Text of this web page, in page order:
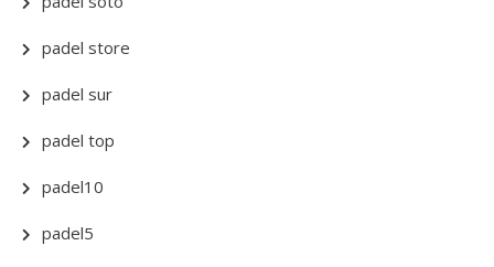
padel store
padel sur
padel top
padel10
padel5